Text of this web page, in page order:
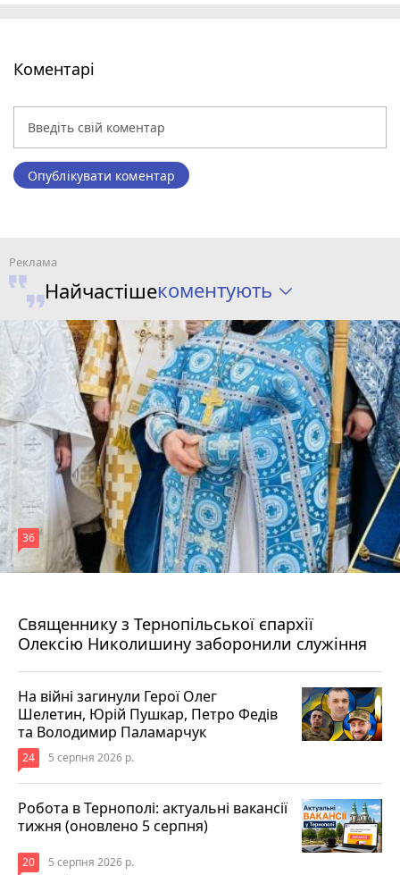
Коментарі
Опублікувати коментар
Найчастішекоментують
Священнику з Тернопільської єпархії
Олексію Николишину заборонили служіння
36
На війні загинули Герої Олег
Шелетин, Юрій Пушкар, Петро Федів
та Володимир Паламарчук
24 5 серпня 2026 р.
Робота в Тернополі: актуальні вакансії
тижня (оновлено 5 серпня)
20 5 серпня 2026 р.